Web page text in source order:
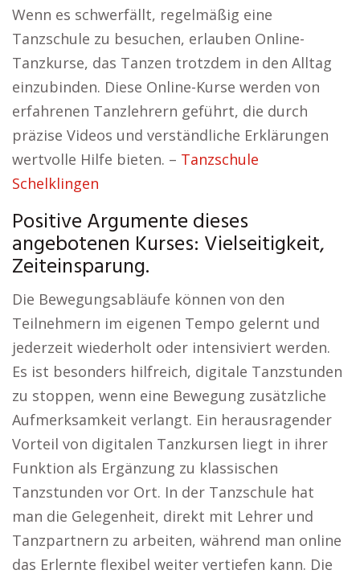
Wenn es schwerfällt, regelmäßig eine
Tanzschule zu besuchen, erlauben Online-
Tanzkurse, das Tanzen trotzdem in den Alltag
einzubinden. Diese Online-Kurse werden von
erfahrenen Tanzlehrern geführt, die durch
präzise Videos und verständliche Erklärungen
wertvolle Hilfe bieten. – Tanzschule
Schelklingen
Positive Argumente dieses
angebotenen Kurses: Vielseitigkeit,
Zeiteinsparung.
Die Bewegungsabläufe können von den
Teilnehmern im eigenen Tempo gelernt und
jederzeit wiederholt oder intensiviert werden.
Es ist besonders hilfreich, digitale Tanzstunden
zu stoppen, wenn eine Bewegung zusätzliche
Aufmerksamkeit verlangt. Ein herausragender
Vorteil von digitalen Tanzkursen liegt in ihrer
Funktion als Ergänzung zu klassischen
Tanzstunden vor Ort. In der Tanzschule hat
man die Gelegenheit, direkt mit Lehrer und
Tanzpartnern zu arbeiten, während man online
das Erlernte flexibel weiter vertiefen kann. Die